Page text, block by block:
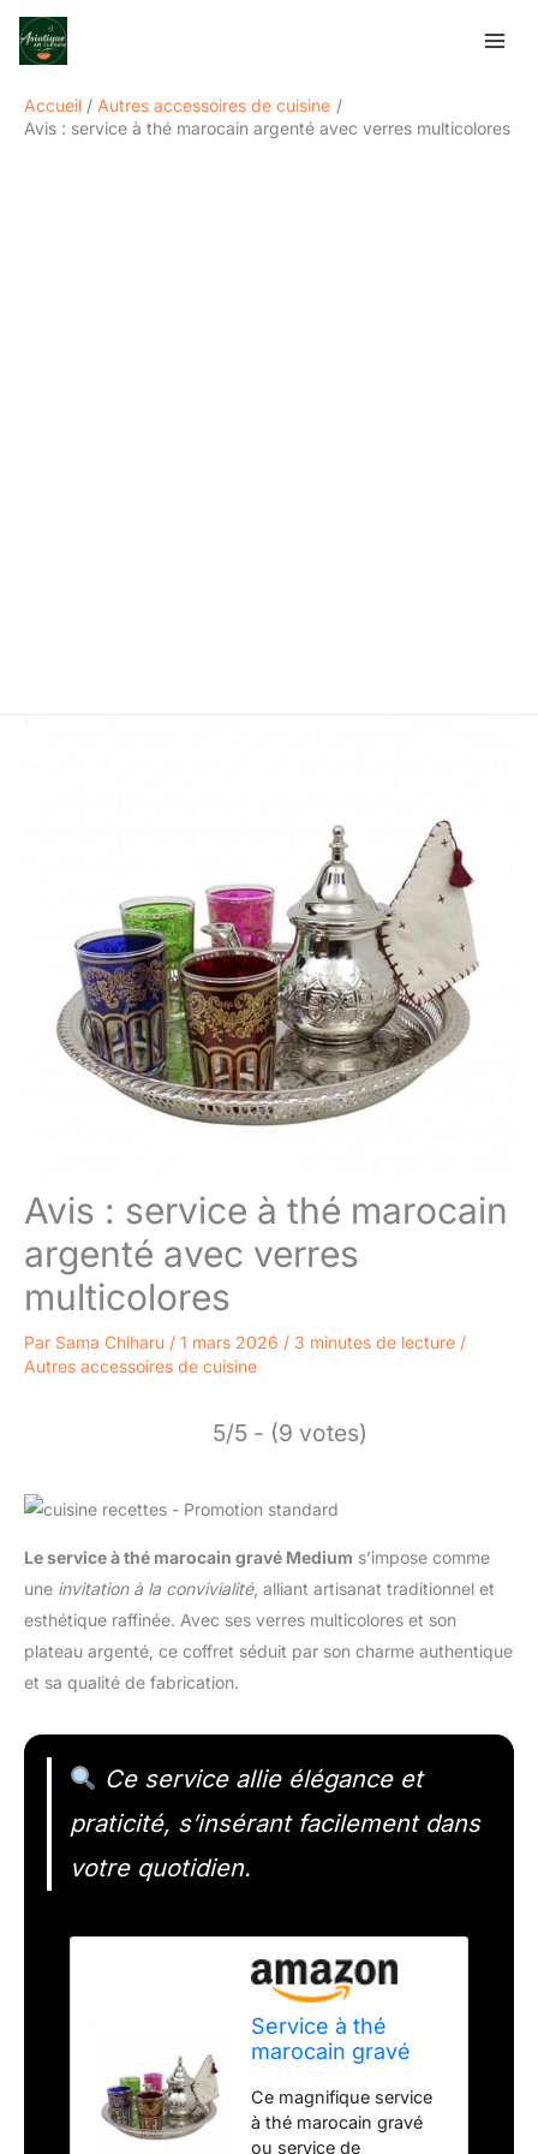
Aller
Accueil
Autres accessoires de cuisine
Avis : service à thé marocain argenté avec verres multicolores
Avis : service à thé marocain
argenté avec verres
multicolores
Par Sama Chiharu / 1 mars 2026 / 3 minutes de lecture /
Autres accessoires de cuisine
5/5 - (9 votes)
Le service à thé marocain gravé Medium s’impose comme
une invitation à la convivialité, alliant artisanat traditionnel et
esthétique raffinée. Avec ses verres multicolores et son
plateau argenté, ce coffret séduit par son charme authentique
et sa qualité de fabrication.
Ce service allie élégance et
praticité, s’insérant facilement dans
votre quotidien.
Service à thé
marocain gravé
argentée avec
filtre intégré et
Ce magnifique service
à thé marocain gravé
ou service de
Rechercher